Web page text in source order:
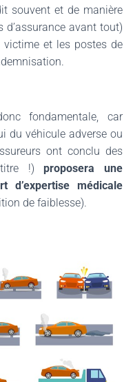
souvent et de manière
d’assurance avant tout)
victime et les postes de
fondamentale, car
du véhicule adverse ou
ont conclu des
titre !)proposera une
d’expertise médicale
de faiblesse).